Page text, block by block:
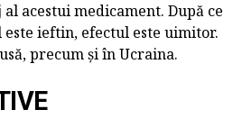
acestui medicament. După ce
ieftin, efectul este uimitor.
precum și în Ucraina.